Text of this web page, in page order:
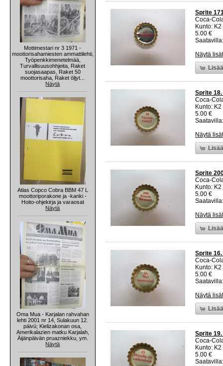
Mottimestari nr 3 1971 -
moottorisahamiesten ammattilehti,
Työpenkkimenetelmää,
Turvallisuusohhjeita, Raket
suojasaapas, Raket 50
moottorisaha, Raket öljyt...
Näytä
Atlas Copco Cobra BBM 47 L
moottoriporakone ja -kanki -
Hoito-ohjekirja ja varaosat
Näytä
Oma Mua - Karjalan rahvahan
lehti 2001 nr 14, Sulakuun 12.
päivü; Kielizakonan osa,
Amerikalazien matku Karjalah,
Äijänpäivän pruazniekku, ym.
Näytä
Sprite
Coca-
Kunto:
5.00 €
Näytä
Sprite
Coca-
Kunto:
5.00 €
Näytä
Sprite
Coca-
Kunto:
5.00 €
Näytä
Sprite
Coca-
Kunto:
5.00 €
Näytä
Sprite
Coca-
Kunto:
5.00 €